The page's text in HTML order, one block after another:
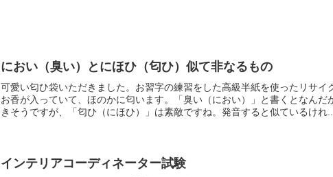
におい（臭い）とにほひ（匂ひ）似て非なるもの
可愛い匂ひ袋いただきました。お習字の練習をした高級半紙を使ったリサイ
お香が入っていて、ほのかに匂います。「臭い（におい）」と書くとなんだ
きそうですが、「匂ひ（にほひ）」は素敵ですね。発音すると似ているけれ
インテリアコーディネーター試験